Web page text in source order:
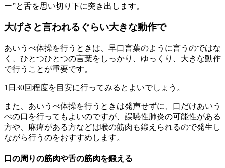
ー”と舌を思い切り下に突き出します。
大げさと言われるぐらい大きな動作で
あいうべ体操を行うときは、早口言葉のように言うのではな
く、ひとつひとつの言葉をしっかり、ゆっくり、大きな動作
で行うことが重要です。
1日30回程度を目安に行ってみるとよいでしょう。
また、あいうべ体操を行うときは発声せずに、口だけあいう
べの口を行ってもよいのですが、誤嚥性肺炎の可能性がある
方や、麻痺がある方などは喉の筋肉も鍛えられるので発生し
ながら行うのをおすすめします。
口の周りの筋肉や舌の筋肉を鍛える